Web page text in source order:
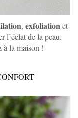
, exfoliationet
l’éclat de la peau.
à la maison !